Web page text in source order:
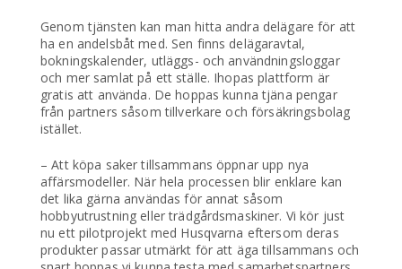
Genom tjänsten kan man hitta andra delägare för att
ha en andelsbåt med. Sen finns delägaravtal,
bokningskalender, utläggs- och användningsloggar
och mer samlat på ett ställe. Ihopas plattform är
gratis att använda. De hoppas kunna tjäna pengar
från partners såsom tillverkare och försäkringsbolag
istället.
– Att köpa saker tillsammans öppnar upp nya
affärsmodeller. När hela processen blir enklare kan
det lika gärna användas för annat såsom
hobbyutrustning eller trädgårdsmaskiner. Vi kör just
nu ett pilotprojekt med Husqvarna eftersom deras
produkter passar utmärkt för att äga tillsammans och